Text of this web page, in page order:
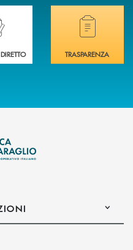
di Banca di Caraglio.
di assistenza immediata?
Hai bisogno di
TRASPARENZA